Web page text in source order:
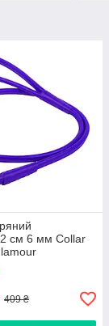
см 6 мм Collar
409 ₴